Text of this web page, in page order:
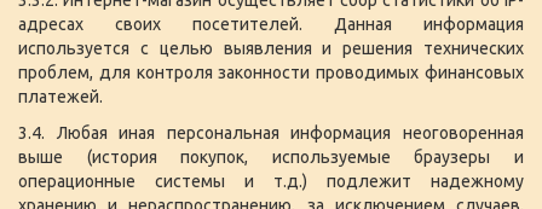
адресах своих посетителей. Данная информация
используется с целью выявления и решения технических
проблем, для контроля законности проводимых финансовых
платежей.
3.4. Любая иная персональная информация неоговоренная
выше (история покупок, используемые браузеры и
операционные системы и т.д.) подлежит надежному